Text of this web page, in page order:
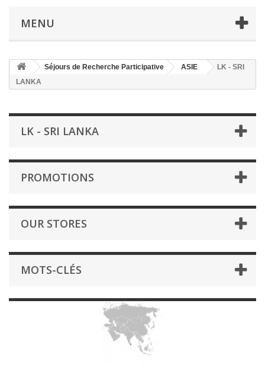
MENU
Séjours de Recherche Participative ASIE
LK - SRI
LANKA
LK - SRI LANKA
PROMOTIONS
OUR STORES
MOTS-CLÉS